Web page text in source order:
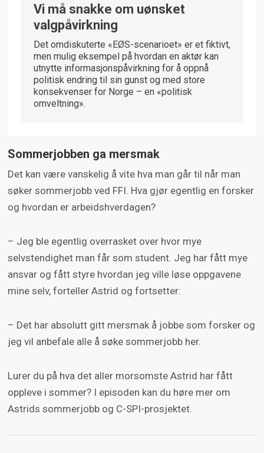
Vi må snakke om uønsket
valgpåvirkning
Det omdiskuterte «EØS-scenarioet» er et fiktivt,
men mulig eksempel på hvordan en aktør kan
utnytte informasjonspåvirkning for å oppnå
politisk endring til sin gunst og med store
konsekvenser for Norge – en «politisk
omveltning».
Sommerjobben ga mersmak
Det kan være vanskelig å vite hva man går til når man
søker sommerjobb ved FFI. Hva gjør egentlig en forsker
og hvordan er arbeidshverdagen?
– Jeg ble egentlig overrasket over hvor mye
selvstendighet man får som student. Jeg har fått mye
ansvar og fått styre hvordan jeg ville løse oppgavene
mine selv, forteller Astrid og fortsetter:
– Det har absolutt gitt mersmak å jobbe som forsker og
jeg vil anbefale alle å søke sommerjobb her.
Lurer du på hva det aller morsomste Astrid har fått
oppleve i sommer? I episoden kan du høre mer om
Astrids sommerjobb og C-SPI-prosjektet.